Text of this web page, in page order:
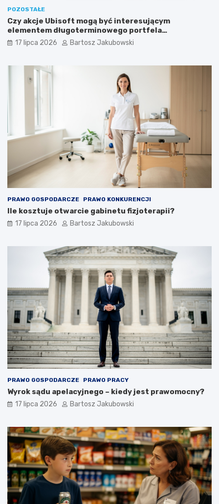
POZOSTAŁE
Czy akcje Ubisoft mogą być interesującym
elementem długoterminowego portfela
inwestycyjnego?
17 lipca 2026 Bartosz Jakubowski
PRAWO GOSPODARCZE PRAWO KONKURENCJI
Ile kosztuje otwarcie gabinetu fizjoterapii?
17 lipca 2026 Bartosz Jakubowski
PRAWO GOSPODARCZE PRAWO PRACY
Wyrok sądu apelacyjnego – kiedy jest prawomocny?
17 lipca 2026 Bartosz Jakubowski